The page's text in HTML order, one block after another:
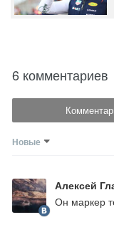
6 комментариев
Новые
Алексей
Он маркер